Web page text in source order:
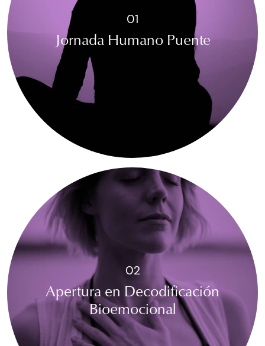
01
Jornada Humano Puente
02
Apertura en Decodificación
Bioemocional